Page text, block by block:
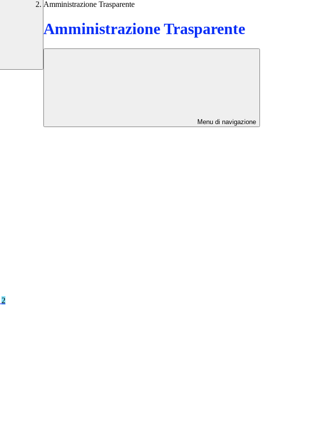
Amministrazione Trasparente
Amministrazione Trasparente
Menu di navigazione
2